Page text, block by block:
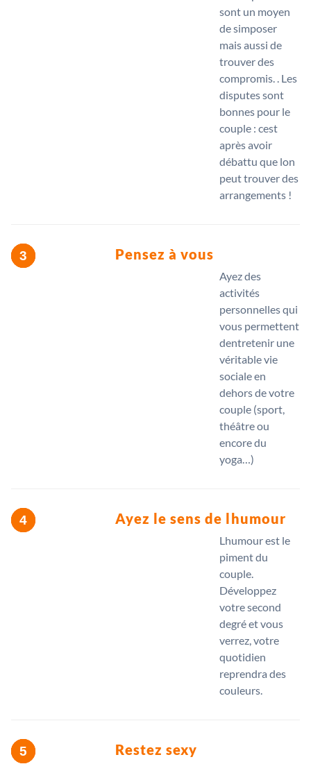
sont un moyen
de simposer
mais aussi de
trouver des
compromis. . Les
disputes sont
bonnes pour le
couple : cest
après avoir
débattu que lon
peut trouver des
arrangements !
Pensez à vous
Ayez des
activités
personnelles qui
vous permettent
dentretenir une
véritable vie
sociale en
dehors de votre
couple (sport,
théâtre ou
encore du
yoga…)
Ayez le sens de lhumour
Lhumour est le
piment du
couple.
Développez
votre second
degré et vous
verrez, votre
quotidien
reprendra des
couleurs.
Restez sexy